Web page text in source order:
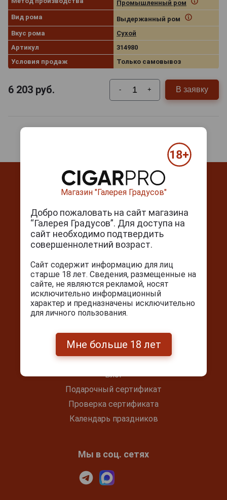
Промышленный ром
Вид рома
Выдержанный ром
Вкус рома
Сухой
Артикул
314980
Условия продаж
Только самовывоз
6 203 руб. - + В заявку
Контакты
г. Москва, Серпуховский вал, д. 5
Ежедневно с 10:00 до 22:00
+7(495) 644-59-95
info@cigarpro.ru
Контакты
Покупка и оплата
Блог
Подарочный сертификат
Проверка сертификата
Календарь праздников
Мы в соц. сетях
Магазин "Галерея Градусов"
Добро пожаловать на сайт магазина
“Галерея Градусов”. Для доступа на
сайт необходимо подтвердить
совершеннолетний возраст.
Сайт содержит информацию для лиц
старше 18 лет. Сведения, размещенные на
сайте, не являются рекламой, носят
исключительно информационный
характер и предназначены исключительно
для личного пользования.
Мне больше 18 лет